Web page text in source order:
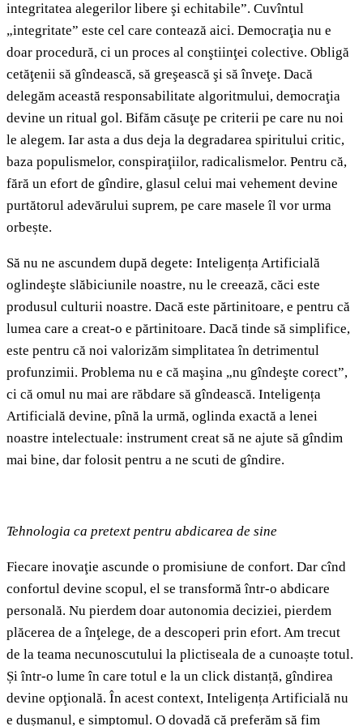
integritatea alegerilor libere şi echitabile”. Cuvîntul
„integritate” este cel care contează aici. Democraţia nu e
doar procedură, ci un proces al conştiinţei colective. Obligă
cetăţenii să gîndească, să greşească şi să înveţe. Dacă
delegăm această responsabilitate algoritmului, democraţia
devine un ritual gol. Bifăm căsuţe pe criterii pe care nu noi
le alegem. Iar asta a dus deja la degradarea spiritului critic,
baza populismelor, conspiraţiilor, radicalismelor. Pentru că,
fără un efort de gîndire, glasul celui mai vehement devine
purtătorul adevărului suprem, pe care masele îl vor urma
orbește.
Să nu ne ascundem după degete: Inteligența Artificială
oglindeşte slăbiciunile noastre, nu le creează, căci este
produsul culturii noastre. Dacă este părtinitoare, e pentru că
lumea care a creat-o e părtinitoare. Dacă tinde să simplifice,
este pentru că noi valorizăm simplitatea în detrimentul
profunzimii. Problema nu e că maşina „nu gîndeşte corect”,
ci că omul nu mai are răbdare să gîndească. Inteligența
Artificială devine, pînă la urmă, oglinda exactă a lenei
noastre intelectuale: instrument creat să ne ajute să gîndim
mai bine, dar folosit pentru a ne scuti de gîndire.
Tehnologia ca pretext pentru abdicarea de sine
Fiecare inovaţie ascunde o promisiune de confort. Dar cînd
confortul devine scopul, el se transformă într-o abdicare
personală. Nu pierdem doar autonomia deciziei, pierdem
plăcerea de a înţelege, de a descoperi prin efort. Am trecut
de la teama necunoscutului la plictiseala de a cunoaște totul.
Și într-o lume în care totul e la un click distanță, gîndirea
devine opţională. În acest context, Inteligența Artificială nu
e dușmanul, e simptomul. O dovadă că preferăm să fim